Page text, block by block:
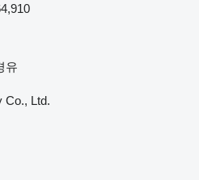
유
Co., Ltd.